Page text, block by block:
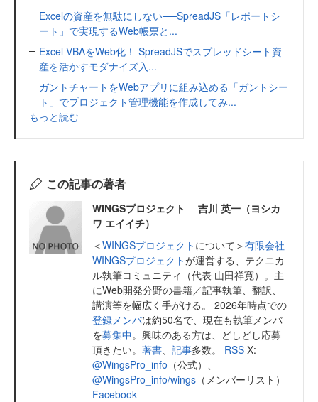
Excelの資産を無駄にしない──SpreadJS「レポートシ
ート」で実現するWeb帳票と...
Excel VBAをWeb化！ SpreadJSでスプレッドシート資
産を活かすモダナイズ入...
ガントチャートをWebアプリに組み込める「ガントシー
ト」でプロジェクト管理機能を作成してみ...
もっと読む
この記事の著者
WINGSプロジェクト 吉川 英一（ヨシカ
ワ エイイチ）
＜WINGSプロジェクト について＞有限会社
WINGSプロジェクトが運営する、テクニカ
ル執筆コミュニティ（代表 山田祥寛）。主
にWeb開発分野の書籍／記事執筆、翻訳、
講演等を幅広く手がける。 2026年時点での
登録メンバは約50名で、現在も執筆メンバ
を募集中。興味のある方は、どしどし応募
頂きたい。 著書 記事多数。 RSS X:
@WingsPro_info （公式）、
@WingsPro_info/wings （メンバーリスト）
Facebook